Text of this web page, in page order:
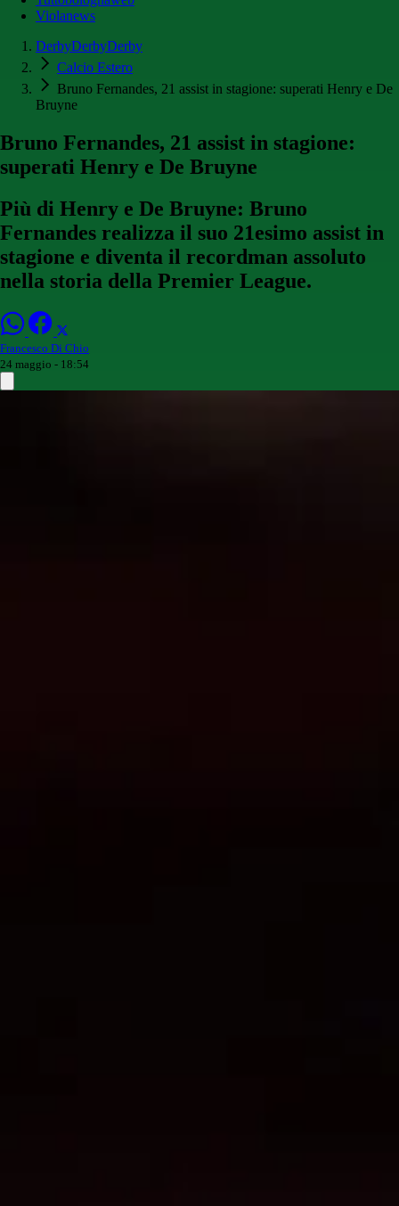
Violanews
DerbyDerbyDerby
Calcio Estero
Bruno Fernandes, 21 assist in stagione: superati Henry e De
Bruyne
Bruno Fernandes, 21 assist in stagione:
superati Henry e De Bruyne
Più di Henry e De Bruyne: Bruno
Fernandes realizza il suo 21esimo assist in
stagione e diventa il recordman assoluto
nella storia della Premier League.
Francesco Di Chio
24 maggio - 18:54